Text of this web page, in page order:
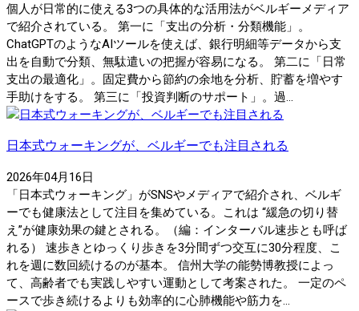
個人が日常的に使える3つの具体的な活用法がベルギーメディア
で紹介されている。 第一に「支出の分析・分類機能」。
ChatGPTのようなAIツールを使えば、銀行明細等データから支
出を自動で分類、無駄遣いの把握が容易になる。 第二に「日常
支出の最適化」。固定費から節約の余地を分析、貯蓄を増やす
手助けをする。 第三に「投資判断のサポート」。過...
日本式ウォーキングが、ベルギーでも注目される
2026年04月16日
「日本式ウォーキング」がSNSやメディアで紹介され、ベルギ
ーでも健康法として注目を集めている。これは “緩急の切り替
え”が健康効果の鍵とされる。（編：インターバル速歩とも呼ば
れる） 速歩きとゆっくり歩きを3分間ずつ交互に30分程度、こ
れを週に数回続けるのが基本。 信州大学の能勢博教授によっ
て、高齢者でも実践しやすい運動として考案された。 一定のペ
ースで歩き続けるよりも効率的に心肺機能や筋力を...